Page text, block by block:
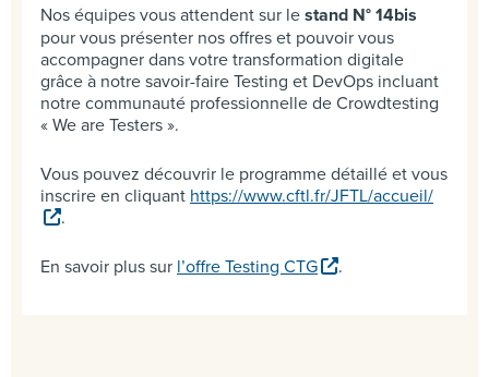
Nos équipes vous attendent sur lestand N° 14bis
pour vous présenter nos offres et pouvoir vous
accompagner dans votre transformation digitale
grâce à notre savoir-faire Testing et DevOps incluant
notre communauté professionnelle de Crowdtesting
« We are Testers ».
Vous pouvez découvrir le programme détaillé et vous
inscrire en cliquant https://www.cftl.fr/JFTL/accueil/
.
En savoir plus sur l’offre Testing CTG .